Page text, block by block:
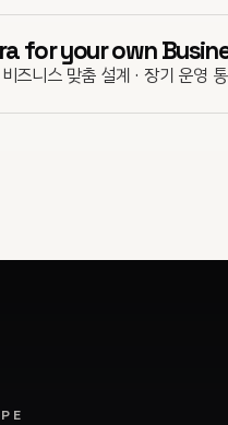
for your own
즈니스 맞춤 설계 · 장기 운영